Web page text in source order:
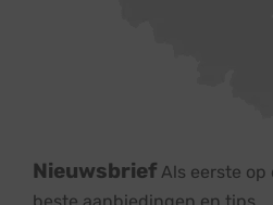
Nieuwsbrief Als eerste op